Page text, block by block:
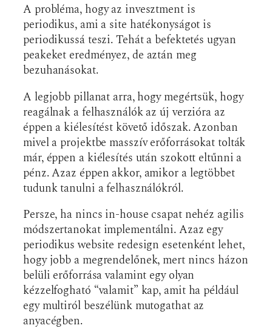
A probléma, hogy az invesztment is
periodikus, ami a site hatékonyságot is
periodikussá teszi. Tehát a befektetés ugyan
peakeket eredményez, de aztán meg
bezuhanásokat.
A legjobb pillanat arra, hogy megértsük, hogy
reagálnak a felhasználók az új verzióra az
éppen a kiélesítést követő időszak. Azonban
mivel a projektbe masszív erőforrásokat tolták
már, éppen a kiélesítés után szokott eltűnni a
pénz. Azaz éppen akkor, amikor a legtöbbet
tudunk tanulni a felhasználókról.
Persze, ha nincs in-house csapat nehéz agilis
módszertanokat implementálni. Azaz egy
periodikus website redesign esetenként lehet,
hogy jobb a megrendelőnek, mert nincs házon
belüli erőforrása valamint egy olyan
kézzelfogható “valamit” kap, amit ha például
egy multiról beszélünk mutogathat az
anyacégben.